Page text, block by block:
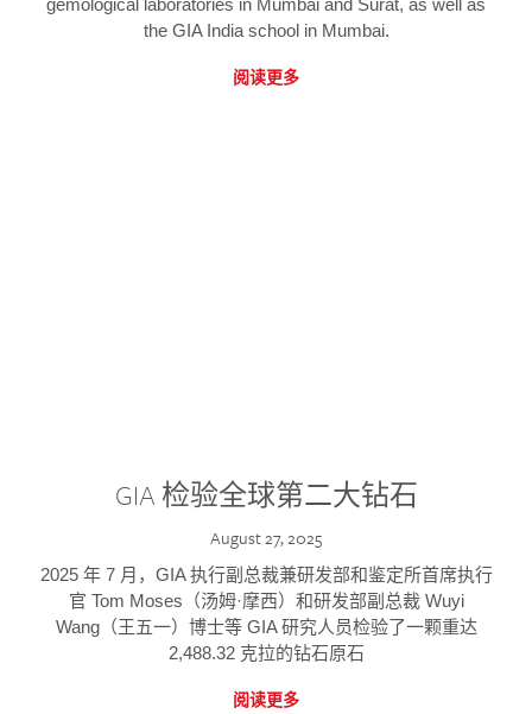
the GIA India school in Mumbai.
阅读更多
GIA 检验全球第二大钻石
August 27, 2025
2025 年 7 月，GIA 执行副总裁兼研发部和鉴定所首席执行
官 Tom Moses（汤姆·摩西）和研发部副总裁 Wuyi
Wang（王五一）博士等 GIA 研究人员检验了一颗重达
2,488.32 克拉的钻石原石
阅读更多